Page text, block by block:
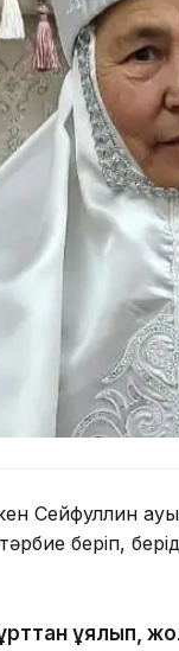
Сейфуллин
беріп,
ұялып,